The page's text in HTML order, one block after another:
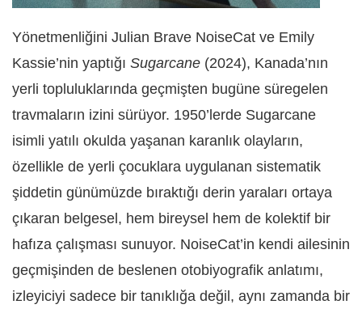
Yönetmenliğini Julian Brave NoiseCat ve Emily
Kassie’nin yaptığı Sugarcane (2024), Kanada’nın
yerli topluluklarında geçmişten bugüne süregelen
travmaların izini sürüyor. 1950’lerde Sugarcane
isimli yatılı okulda yaşanan karanlık olayların,
özellikle de yerli çocuklara uygulanan sistematik
şiddetin günümüzde bıraktığı derin yaraları ortaya
çıkaran belgesel, hem bireysel hem de kolektif bir
hafıza çalışması sunuyor. NoiseCat’in kendi ailesinin
geçmişinden de beslenen otobiyografik anlatımı,
izleyiciyi sadece bir tanıklığa değil, aynı zamanda bir